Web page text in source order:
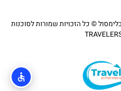
© כל הזכויות שמורות לסוכנות